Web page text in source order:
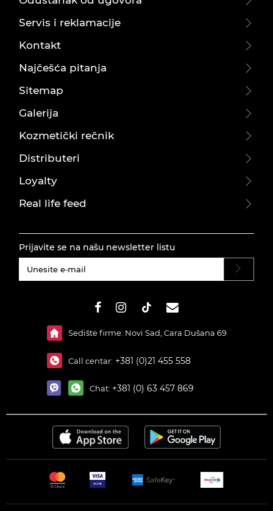
Servis i reklamacije
Kontakt
Najčešća pitanja
Sitemap
Galerija
Kozmetički rečnik
Distributeri
Loyalty
Real life feed
Prijavite se na našu newsletter listu
Sedište firme: Novi Sad, Cara Dušana 69
Call centar: +381 (0)21 455 558
Chat: +381 (0) 63 457 869